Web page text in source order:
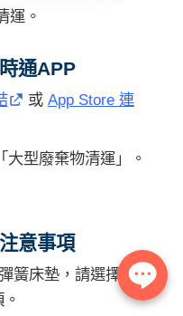
運。
通APP
或 App Store 連
大型廢棄物清運」。
意事項
簧床墊，請選擇大型